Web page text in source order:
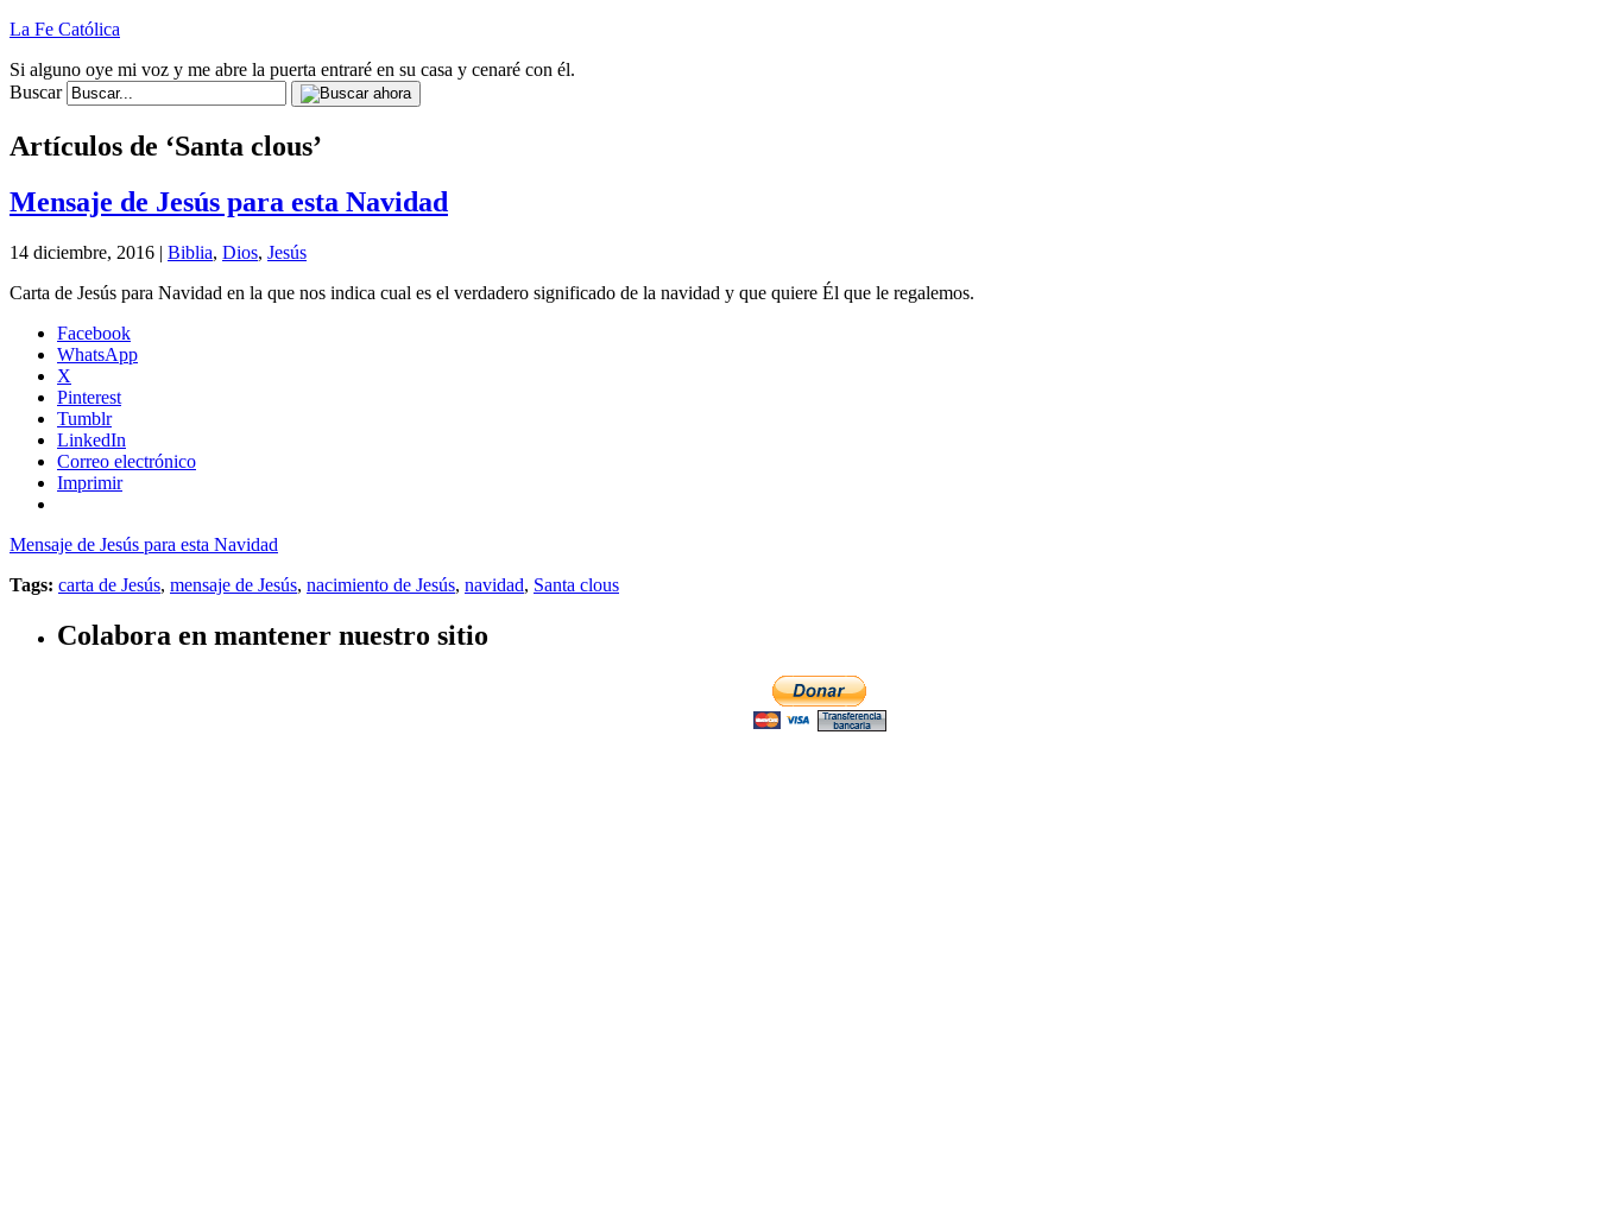
La Fe Católica
Si alguno oye mi voz y me abre la puerta entraré en su casa y cenaré con él.
Buscar
Artículos de ‘Santa clous’
Mensaje de Jesús para esta Navidad
14 diciembre, 2016 | Biblia, Dios, Jesús
Carta de Jesús para Navidad en la que nos indica cual es el verdadero significado de la navidad y que quiere Él que le regalemos.
Facebook
WhatsApp
X
Pinterest
Tumblr
LinkedIn
Correo electrónico
Imprimir
Mensaje de Jesús para esta Navidad
Tags: carta de Jesús, mensaje de Jesús, nacimiento de Jesús, navidad, Santa clous
Colabora en mantener nuestro sitio